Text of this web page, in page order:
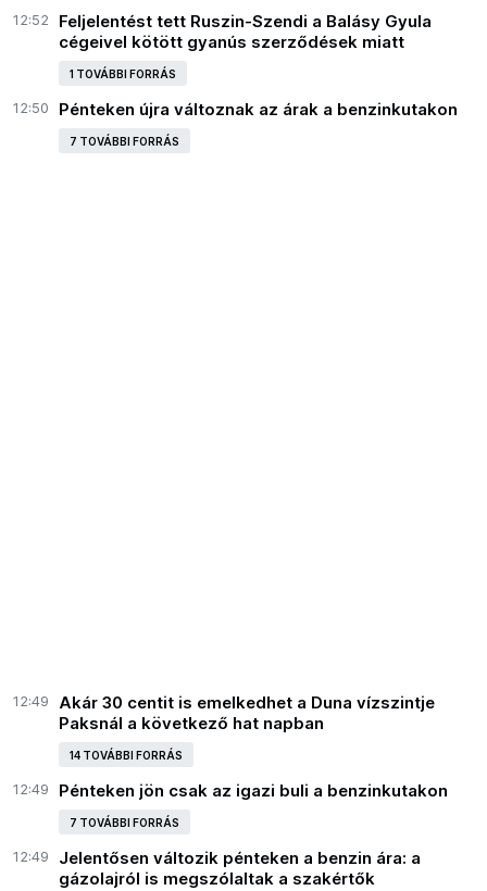
12:52
Feljelentést tett Ruszin-Szendi a Balásy Gyula
cégeivel kötött gyanús szerződések miatt
1 TOVÁBBI FORRÁS
12:50 Pénteken újra változnak az árak a benzinkutakon
7 TOVÁBBI FORRÁS
12:49
Akár 30 centit is emelkedhet a Duna vízszintje
Paksnál a következő hat napban
14 TOVÁBBI FORRÁS
12:49 Pénteken jön csak az igazi buli a benzinkutakon
7 TOVÁBBI FORRÁS
12:49
Jelentősen változik pénteken a benzin ára: a
gázolajról is megszólaltak a szakértők